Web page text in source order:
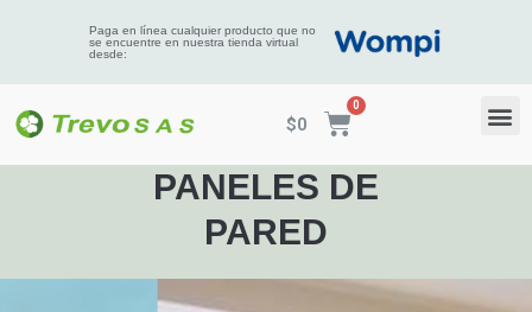
Paga en línea cualquier producto que no
se encuentre en nuestra tienda virtual
desde:
$0
PANELES DE
PARED